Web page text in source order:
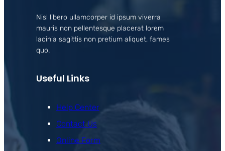
Nisl libero ullamcorper id ipsum viverra
mauris non pellentesque placerat lorem
lacinia sagittis non pretium aliquet, fames
quo.
Useful Links
Help Center
Contact Us
Online Form